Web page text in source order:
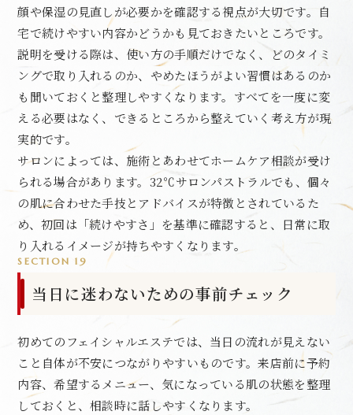
顔や保湿の見直しが必要かを確認する視点が大切です。自
宅で続けやすい内容かどうかも見ておきたいところです。
説明を受ける際は、使い方の手順だけでなく、どのタイミ
ングで取り入れるのか、やめたほうがよい習慣はあるのか
も聞いておくと整理しやすくなります。すべてを一度に変
える必要はなく、できるところから整えていく考え方が現
実的です。
サロンによっては、施術とあわせてホームケア相談が受け
られる場合があります。32℃サロンパストラルでも、個々
の肌に合わせた手技とアドバイスが特徴とされているた
め、初回は「続けやすさ」を基準に確認すると、日常に取
り入れるイメージが持ちやすくなります。
SECTION 19
当日に迷わないための事前チェック
初めてのフェイシャルエステでは、当日の流れが見えない
こと自体が不安につながりやすいものです。来店前に予約
内容、希望するメニュー、気になっている肌の状態を整理
しておくと、相談時に話しやすくなります。